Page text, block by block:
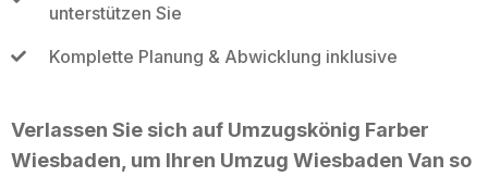
unterstützen Sie
Komplette Planung & Abwicklung inklusive
Verlassen Sie sich auf Umzugskönig Farber
Wiesbaden, um Ihren Umzug Wiesbaden Van so